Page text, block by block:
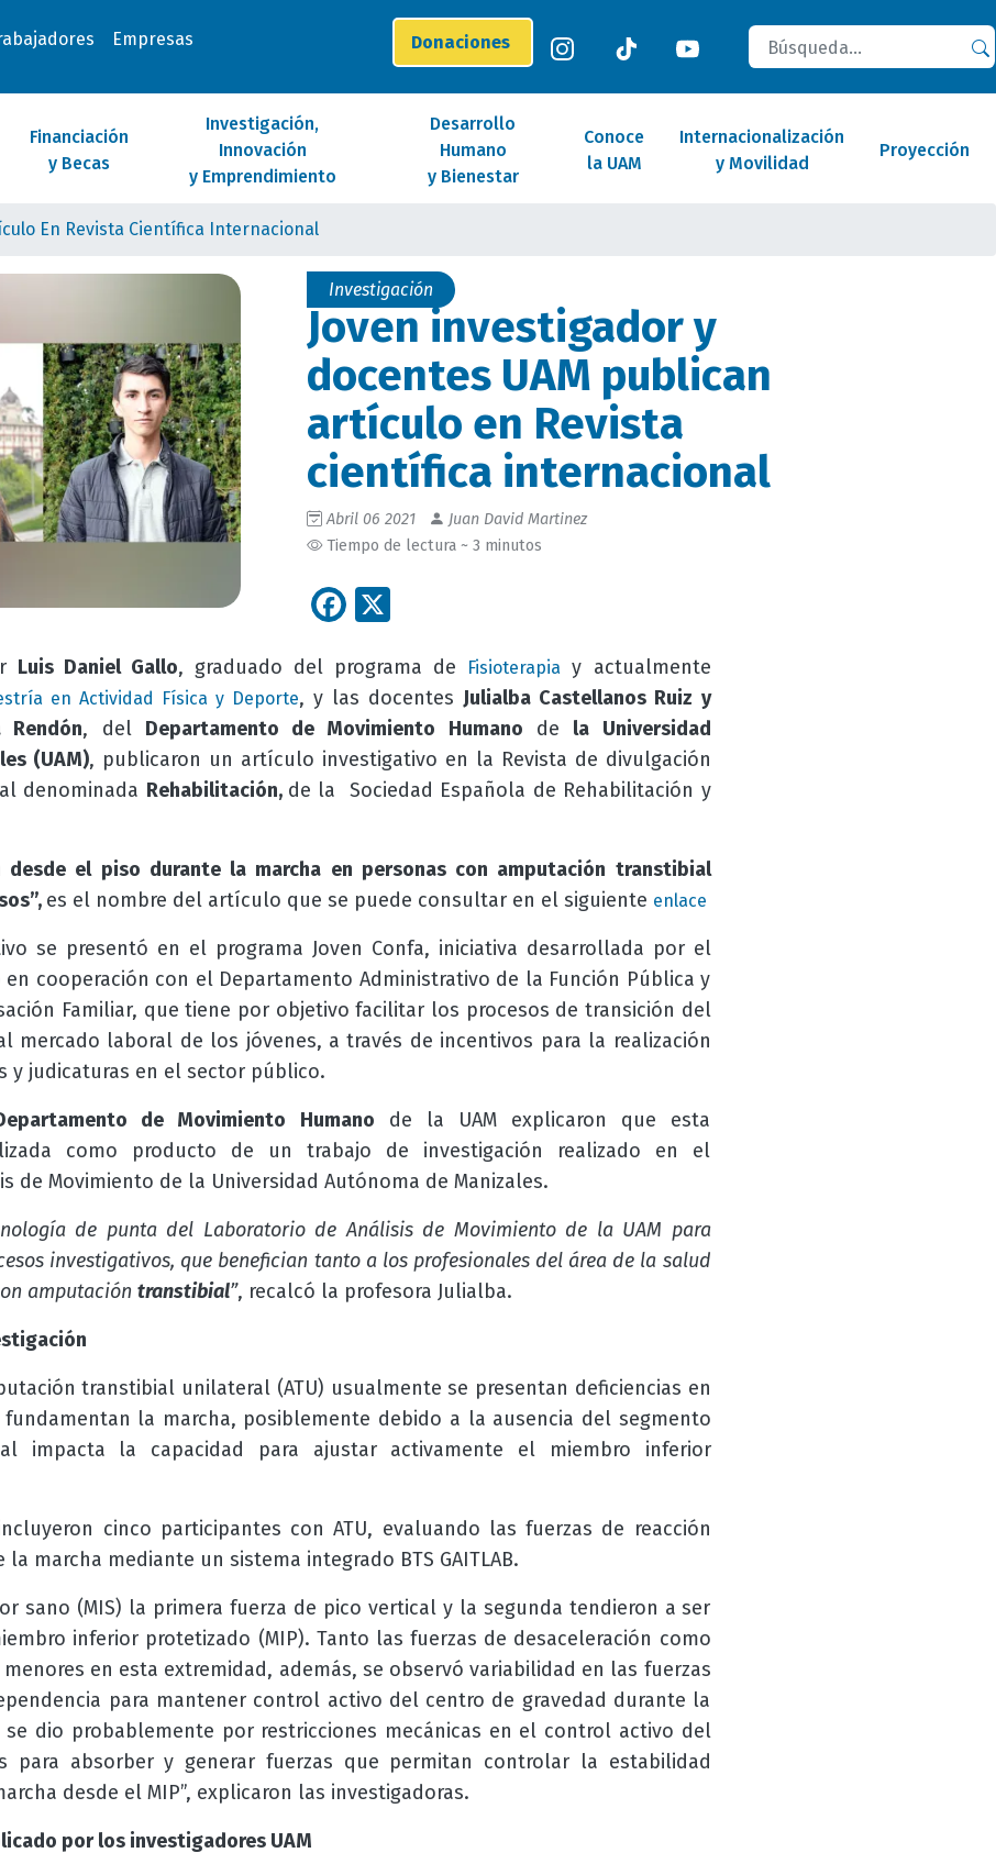
Empresas Donaciones
Buscar
Financiación
y Becas
Investigación,
Innovación
y Emprendimiento
Desarrollo
Humano
y Bienestar
Conoce
la UAM
Internacionalización
y Movilidad
Proyección
En Revista Científica Internacional
Investigación
Joven investigador y
docentes UAM publican
artículo en Revista
científica internacional
Abril 06 2021
Juan David Martinez
Tiempo de lectura ~ 3 minutos
Facebook
Luis Daniel Gallo, graduado del programa de Fisioterapia y actualmente
en Actividad Física y Deporte, y las docentes Julialba Castellanos Ruiz y
Rendón, del Departamento de Movimiento Humano de la Universidad
(UAM), publicaron un artículo investigativo en la Revista de divulgación
denominada Rehabilitación, de la Sociedad Española de Rehabilitación y
desde el piso durante la marcha en personas con amputación transtibial
es el nombre del artículo que se puede consultar en el siguiente enlace
se presentó en el programa Joven Confa, iniciativa desarrollada por el
en cooperación con el Departamento Administrativo de la Función Pública y
Familiar, que tiene por objetivo facilitar los procesos de transición del
mercado laboral de los jóvenes, a través de incentivos para la realización
y judicaturas en el sector público.
de Movimiento Humano de la UAM explicaron que esta
como producto de un trabajo de investigación realizado en el
de Movimiento de la Universidad Autónoma de Manizales.
de punta del Laboratorio de Análisis de Movimiento de la UAM para
investigativos, que benefician tanto a los profesionales del área de la salud
amputación transtibial”, recalcó la profesora Julialba.
transtibial unilateral (ATU) usualmente se presentan deficiencias en
la marcha, posiblemente debido a la ausencia del segmento
impacta la capacidad para ajustar activamente el miembro inferior
cinco participantes con ATU, evaluando las fuerzas de reacción
marcha mediante un sistema integrado BTS GAITLAB.
sano (MIS) la primera fuerza de pico vertical y la segunda tendieron a ser
inferior protetizado (MIP). Tanto las fuerzas de desaceleración como
en esta extremidad, además, se observó variabilidad en las fuerzas
para mantener control activo del centro de gravedad durante la
se dio probablemente por restricciones mecánicas en el control activo del
para absorber y generar fuerzas que permitan controlar la estabilidad
desde el MIP”, explicaron las investigadoras.
por los investigadores UAM